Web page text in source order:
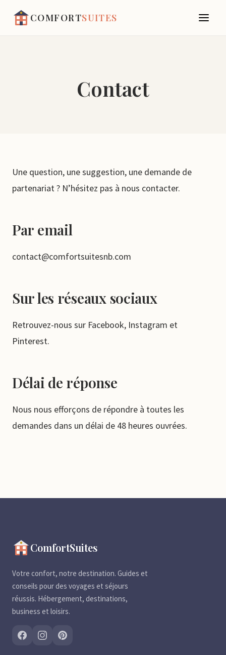
COMFORTSUITES
Contact
Une question, une suggestion, une demande de
partenariat ? N’hésitez pas à nous contacter.
Par email
contact@comfortsuitesnb.com
Sur les réseaux sociaux
Retrouvez-nous sur Facebook, Instagram et
Pinterest.
Délai de réponse
Nous nous efforçons de répondre à toutes les
demandes dans un délai de 48 heures ouvrées.
ComfortSuites
Votre confort, notre destination. Guides et
conseils pour des voyages et séjours
réussis. Hébergement, destinations,
business et loisirs.